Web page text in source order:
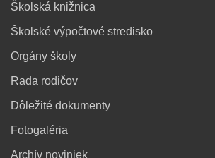
Školská knižnica
Školské výpočtové stredisko
Orgány školy
Rada rodičov
Dôležité dokumenty
Fotogaléria
Archív noviniek